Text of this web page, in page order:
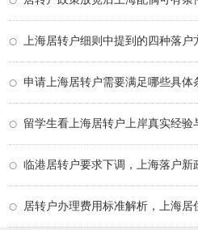
上海居转户细则中提到的四种落户
申请上海居转户需要满足哪些具体
留学生看上海居转户上岸真实经验
临港居转户要求下调，上海落户新
居转户办理费用标准解析，上海